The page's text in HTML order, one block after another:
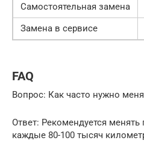
Самостоятельная замена
Замена в сервисе
FAQ
Вопрос: Как часто нужно
Ответ: Рекомендуется
каждые 80-100 тысяч